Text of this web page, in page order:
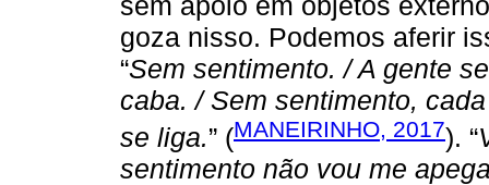
goza nisso. Podemos aferir
“Sem sentimento. / A gente
caba. / Sem sentimento,
se liga.” (MANEIRINHO, 2017). “
sentimento não vou me